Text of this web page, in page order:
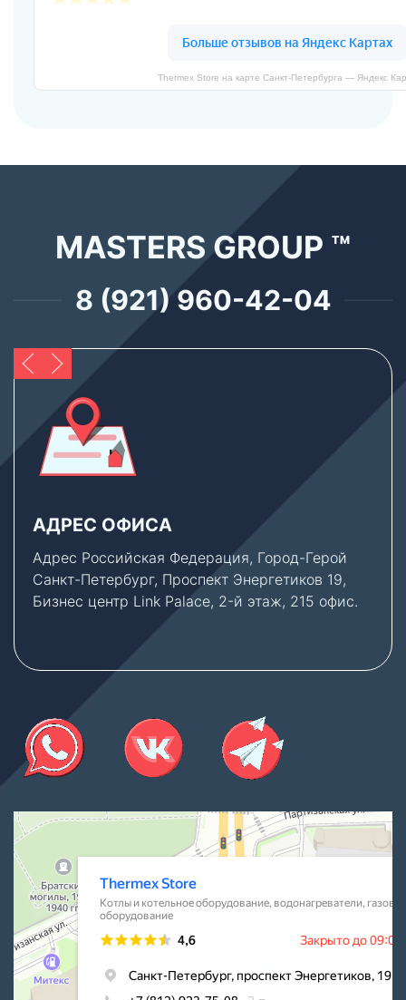
Thermex Store на карте Санкт‑Петербурга — Яндекс
MASTERS GROUP ™
8 (921) 960-42-04
АДРЕС ОФИСА
Адрес Российская Федерация, Город-Герой
Санкт-Петербург, Проспект Энергетиков 19,
Бизнес центр Link Palace, 2-й этаж, 215 офис.
Thermex Store
Котлы и котельное оборудование в Санкт‑Петербурге
Водонагреватели в Санкт‑Петербурге